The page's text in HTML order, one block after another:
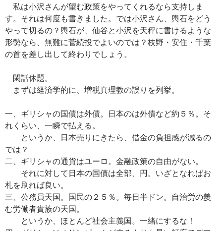
私は小沢さんが望む政策をやってくれるなら支持しま
す。それは何度も書きました。では小沢さん、輿石をどう
やって切るの？輿石が、仙谷と小沢を天秤に書けるような
形勢なら、無難に菅続投でよいのでは？枝野・安住・千葉
の首を差し出して終わりでしょう。
閑話休題。
まずは経済学的に、増税真理教の誤りを列挙。
一、ギリシャの国債は外債。日本のは外債など約５％。そ
れくらい、一瞬で払える。
というか、日本売りにきたら、借金の負担感が減るの
では？
二、ギリシャの通貨はユーロ。金融政策の自由がない。
それに対して日本の国債は全部、円。いざとなればお
札を刷れば良い。
三、公務員天国。国民の２５％。毎日半ドン。自治労の羨
む労働者貴族の天国。
というか、ほとんど社会主義国。一緒にするな！